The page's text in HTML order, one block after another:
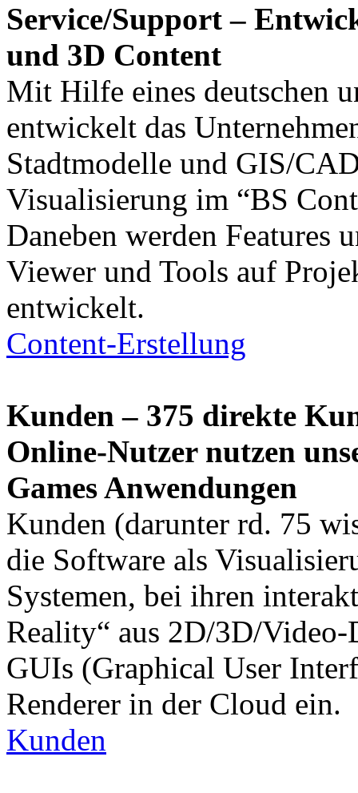
Service/Support –
und 3D Content
Mit Hilfe eines deutschen
entwickelt das
Stadtmodelle und GIS/
Visualisierung im “BS
Daneben werden Features
Viewer und Tools auf
entwickelt.
Content-Erstellung
Kunden – 375 direkte
Online-Nutzer nutzen
Games Anwendungen
Kunden (darunter rd. 75
die Software als
Systemen, bei ihren
Reality“ aus 2D/3D/
GUIs (Graphical User
Renderer in der Cloud ein.
Kunden